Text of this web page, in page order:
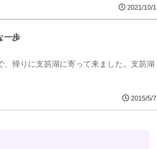
2021/10/1
一歩
帰りに支笏湖に寄って来ました。支笏湖
2015/5/7